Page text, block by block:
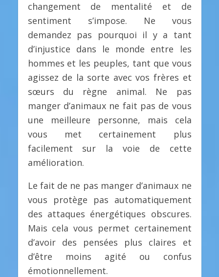
changement de mentalité et de
sentiment s’impose. Ne vous
demandez pas pourquoi il y a tant
d’injustice dans le monde entre les
hommes et les peuples, tant que vous
agissez de la sorte avec vos frères et
sœurs du règne animal. Ne pas
manger d’animaux ne fait pas de vous
une meilleure personne, mais cela
vous met certainement plus
facilement sur la voie de cette
amélioration.
Le fait de ne pas manger d’animaux ne
vous protège pas automatiquement
des attaques énergétiques obscures.
Mais cela vous permet certainement
d’avoir des pensées plus claires et
d’être moins agité ou confus
émotionnellement.